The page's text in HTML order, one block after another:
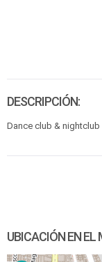
DESCRIPCIÓN:
Dance club & nightclub
UBICACIÓN EN EL